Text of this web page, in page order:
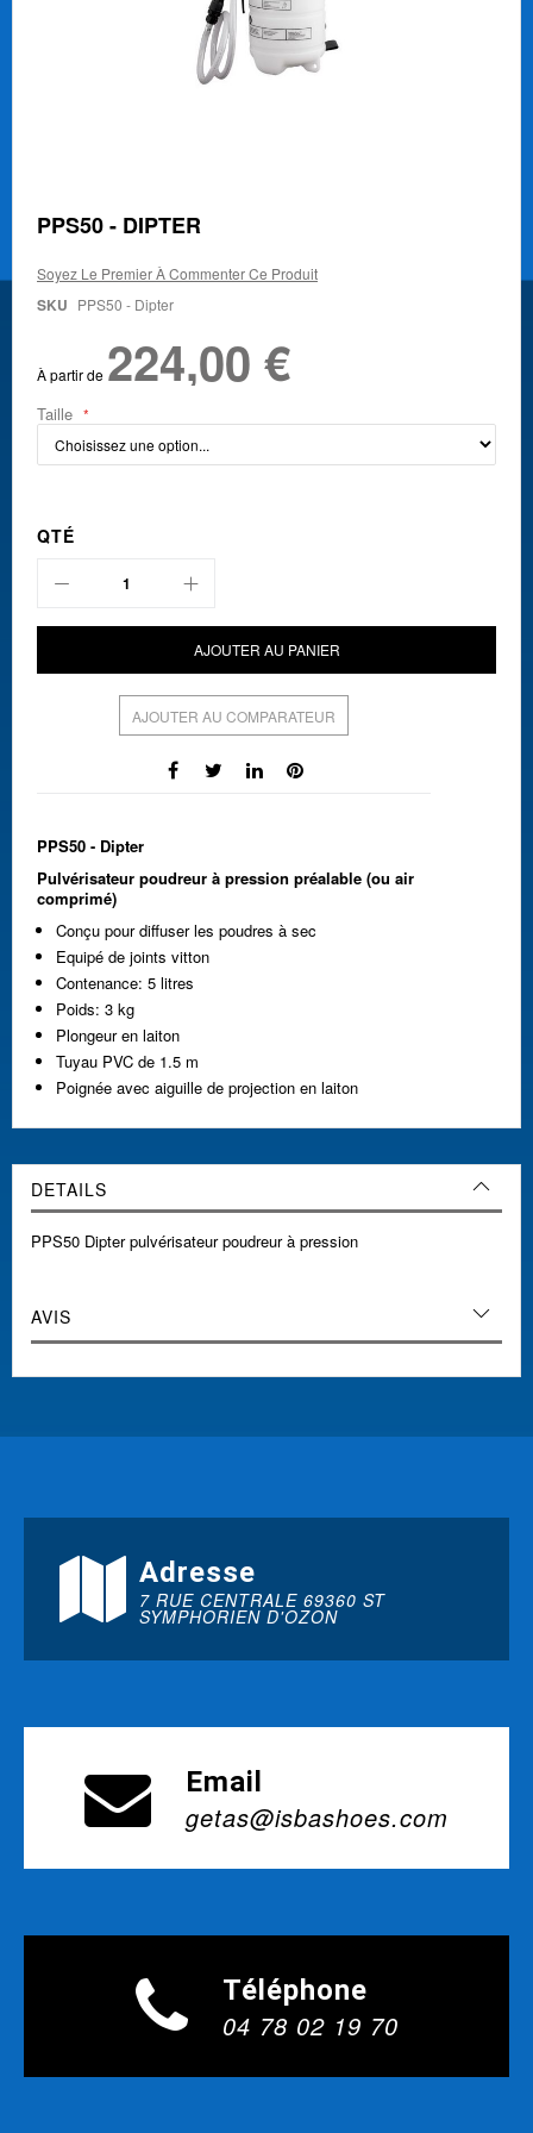
Skip
to
beginning
of
PPS50 - DIPTER
Soyez Le Premier À Commenter Ce Produit
SKU PPS50 - Dipter
À partir de 224,00 €
Taille
QTÉ
AJOUTER AU PANIER
AJOUTER AU COMPARATEUR
PPS50 - Dipter
Pulvérisateur poudreur à pression préalable (ou air
comprimé)
Conçu pour diffuser les poudres à sec
Equipé de joints vitton
Contenance: 5 litres
Poids: 3 kg
Plongeur en laiton
Tuyau PVC de 1.5 m
Poignée avec aiguille de projection en laiton
DETAILS
PPS50 Dipter pulvérisateur poudreur à pression
AVIS
Adresse
7 RUE CENTRALE 69360 ST
SYMPHORIEN D'OZON
Email
getas@isbashoes.com
Téléphone
04 78 02 19 70